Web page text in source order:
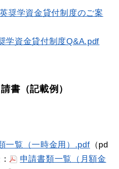
奨学資金貸付制度のご案
学資金貸付制度Q&A.pdf
書（記載例）
一覧（一時金用）.pdf （pd
申請書類一覧（月額金